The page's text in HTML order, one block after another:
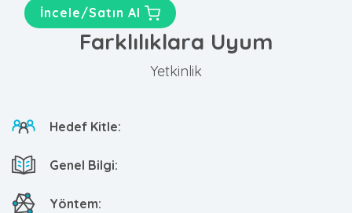
İncele/Satın Al
Farklılıklara Uyum
Yetkinlik
Hedef Kitle:
Genel Bilgi:
Yöntem: